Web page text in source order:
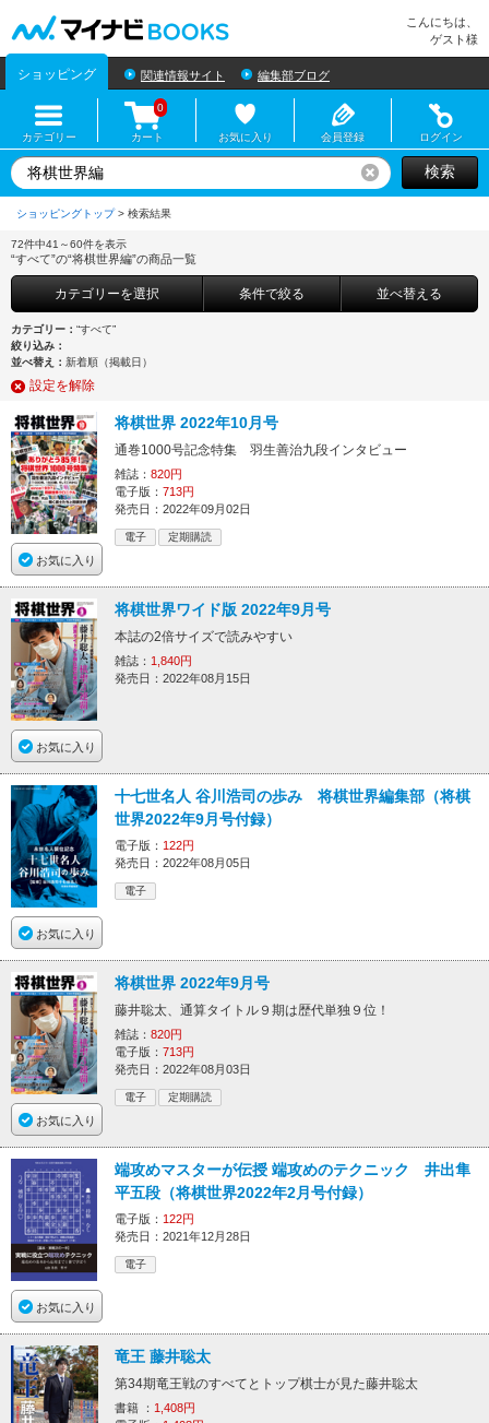
こんにちは、
ゲスト様
ショッピング 関連情報サイト 編集部ブログ
カテゴリー カート
0
お気に入り 会員登録 ログイン
リセット検索
ショッピングトップ>
72件中41～60件を表示
“すべて”の“将棋世界編”の商品一覧
カテゴリーを選択 条件で絞る 並べ替える
カテゴリー： “すべて”
絞り込み：
並べ替え： 新着順（掲載日）
設定を解除
お気に入り
将棋世界 2022年10月号
通巻1000号記念特集 羽生善治九段インタビュー
雑誌： 820円
電子版： 713円
発売日：2022年09月02日
電子 定期購読
お気に入り
将棋世界ワイド版 2022年9月号
本誌の2倍サイズで読みやすい
雑誌： 1,840円
発売日：2022年08月15日
お気に入り
十七世名人 谷川浩司の歩み 将棋世界編集部（将棋
世界2022年9月号付録）
電子版： 122円
発売日：2022年08月05日
電子
お気に入り
将棋世界 2022年9月号
藤井聡太、通算タイトル９期は歴代単独９位！
雑誌： 820円
電子版： 713円
発売日：2022年08月03日
電子 定期購読
お気に入り
端攻めマスターが伝授 端攻めのテクニック 井出隼
平五段（将棋世界2022年2月号付録）
電子版： 122円
発売日：2021年12月28日
電子
竜王 藤井聡太
第34期竜王戦のすべてとトップ棋士が見た藤井聡太
書籍 ： 1,408円